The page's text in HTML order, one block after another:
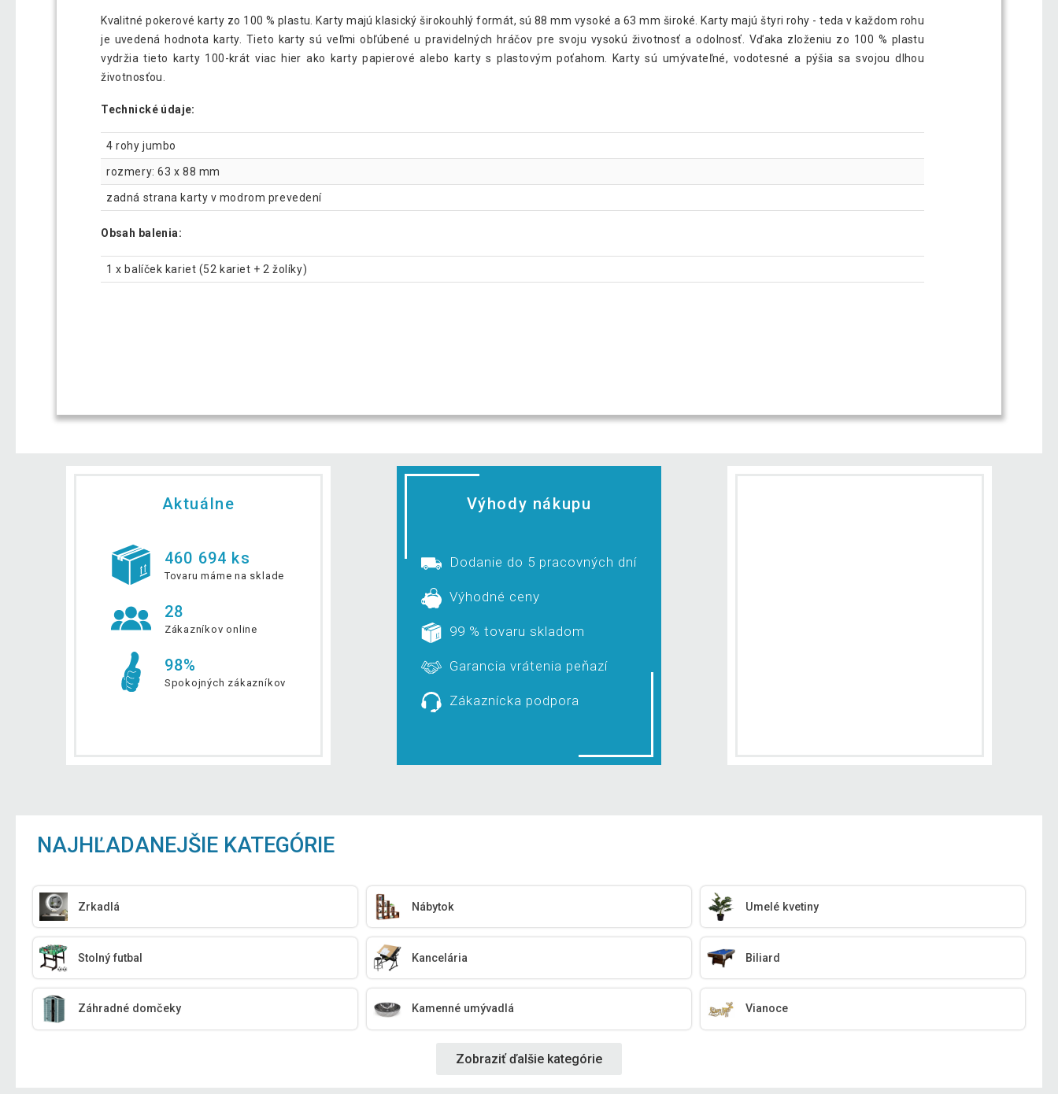
Kvalitné pokerové karty zo 100 % plastu. Karty majú klasický širokouhlý formát, sú 88 mm vysoké a 63 mm široké. Karty majú štyri rohy - teda v každom rohu
je uvedená hodnota karty. Tieto karty sú veľmi obľúbené u pravidelných hráčov pre svoju vysokú životnosť a odolnosť. Vďaka zloženiu zo 100 % plastu
vydržia tieto karty 100-krát viac hier ako karty papierové alebo karty s plastovým poťahom. Karty sú umývateľné, vodotesné a pýšia sa svojou dlhou
životnosťou.
Technické údaje:
4 rohy jumbo
rozmery: 63 x 88 mm
zadná strana karty v modrom prevedení
Obsah balenia:
1 x balíček kariet (52 kariet + 2 žolíky)
Aktuálne
460 694 ks
Tovaru máme na sklade
28
Zákazníkov online
98%
Spokojných zákazníkov
Výhody nákupu
Dodanie do 5 pracovných dní
Výhodné ceny
99 % tovaru skladom
Garancia vrátenia peňazí
Zákaznícka podpora
NAJHĽADANEJŠIE KATEGÓRIE
Zrkadlá Nábytok Umelé kvetiny
Stolný futbal Kancelária Biliard
Záhradné domčeky Kamenné umývadlá Vianoce
Zobraziť ďalšie kategórie